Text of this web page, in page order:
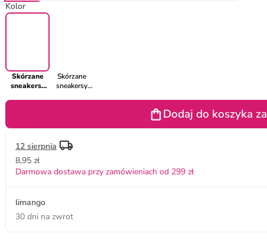
Kolor
Skórzane
sneakersy
Skórzane
sneakersy
Dodaj do koszyka za
12 sierpnia
8,95 zł
Darmowa dostawa przy zamówieniach od 299 zł
limango
30 dni na zwrot